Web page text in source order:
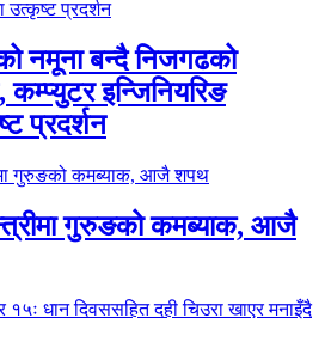
नमूना बन्दै निजगढको
कम्प्युटर इन्जिनियरिङ
प्रदर्शन
गुरुङको कमब्याक, आजै